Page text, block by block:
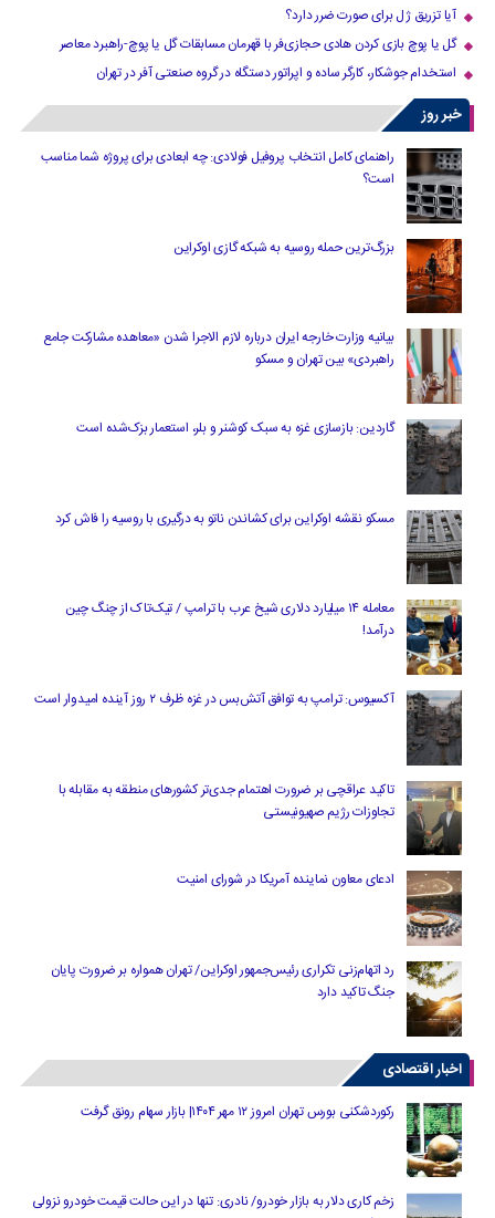
آیا تزریق ژل برای صورت ضرر دارد​؟
گل یا پوچ بازی کردن هادی حجازی‌فر با قهرمان مسابقات گل یا پوچ-راهبرد معاصر
استخدام جوشکار، کارگر ساده و اپراتور دستگاه در گروه صنعتی آفر در تهران
خبر روز
راهنمای کامل انتخاب پروفیل فولادی: چه ابعادی برای پروژه شما مناسب
است؟
بزرگ‌ترین حمله روسیه به شبکه گازی اوکراین
بیانیه وزارت خارجه ایران درباره لازم‌ الاجرا شدن «معاهده مشارکت جامع
راهبردی» بین تهران و مسکو
گاردین: بازسازی غزه به سبک کوشنر و بلر، استعمار بزک‌شده است
مسکو نقشه اوکراین برای کشاندن ناتو به درگیری با روسیه را فاش کرد
معامله ۱۴ میلیارد دلاری شیخ عرب با ترامپ / تیک‌تاک از چنگ چین
درآمد!
آکسیوس: ترامپ به توافق آتش‌بس در غزه ظرف ۲ روز آینده امیدوار است
تاکید عراقچی بر ضرورت اهتمام جدی‌تر کشورهای منطقه به مقابله با
تجاوزات رژیم صهیونیستی
ادعای معاون نماینده آمریکا در شورای امنیت
رد اتهام‌زنی تکراری رئیس‌جمهور اوکراین/ تهران همواره بر ضرورت پایان
جنگ تاکید دارد
اخبار اقتصادی
رکوردشکنی بورس تهران امروز ۱۲ مهر ۱۴۰۴| بازار سهام رونق گرفت
زخم کاری دلار به بازار خودرو/ نادری: تنها در این حالت قیمت خودرو نزولی